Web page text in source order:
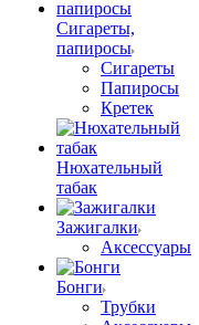
Сигареты,
папиросы
Сигареты
Папиросы
Кретек
Нюхательный
табак
Зажигалки
Аксессуары
Бонги
Трубки